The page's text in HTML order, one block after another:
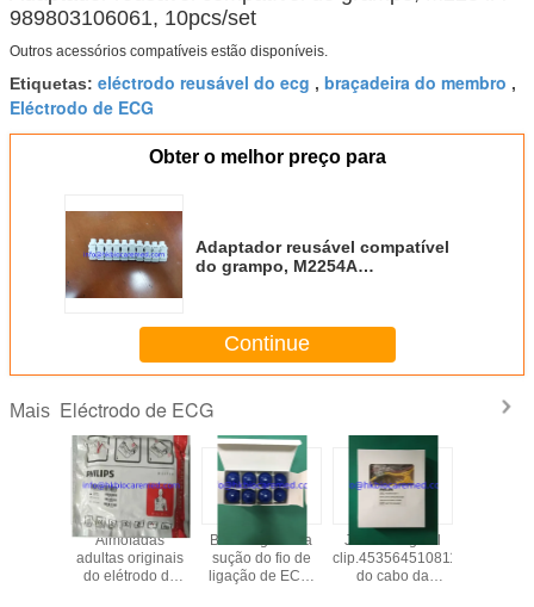
989803106061, 10pcs/set
Outros acessórios compatíveis estão disponíveis.
Etiquetas: eléctrodo reusável do ecg , braçadeira do membro ,
Eléctrodo de ECG
Obter o melhor preço para
Adaptador reusável compatível
do grampo, M2254A
Continue
Mais Eléctrodo de ECG
Almofadas
adultas originais
do elétrodo da
Bola original da
sução do fio de
ligação de ECG.
Jacaré original
clip.453564510811
do cabo da